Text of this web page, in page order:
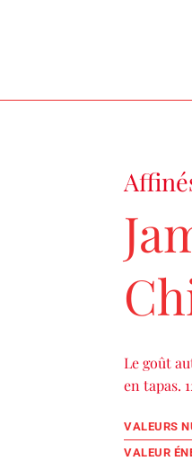
Le goût
en tapas.
VALEURS
VALEUR